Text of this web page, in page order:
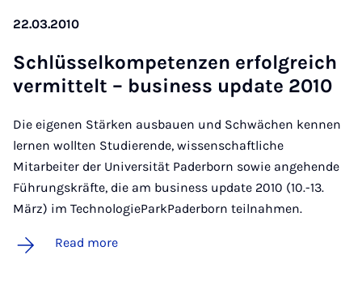
22.03.2010
Schlüs­selkom­pet­en­zen er­fol­greich
ver­mit­telt – busi­ness up­date 2010
Die eigenen Stärken ausbauen und Schwächen kennen
lernen wollten Studierende, wissenschaftliche
Mitarbeiter der Universität Paderborn sowie angehende
Führungskräfte, die am business update 2010 (10.-13.
März) im TechnologieParkPaderborn teilnahmen.
Read more